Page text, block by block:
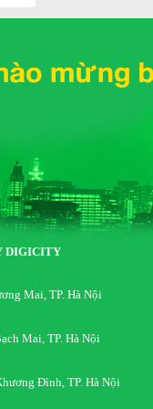
họa
đổi hướng mở cửa tủ
DIGICITY
Mai, TP. Hà Nội
Mai, TP. Hà Nội
Đình, TP. Hà Nội